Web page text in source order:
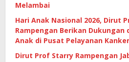
Melambai
Hari Anak Nasional 2026, Dirut
Rampengan Berikan Dukungan
Anak di Pusat Pelayanan
Dirut Prof Starry Rampengan